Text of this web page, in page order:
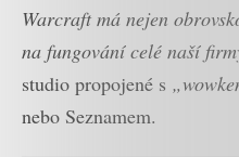
Warcraft má nejen
na fungování celé naší
studio propojené s
nebo Seznamem.